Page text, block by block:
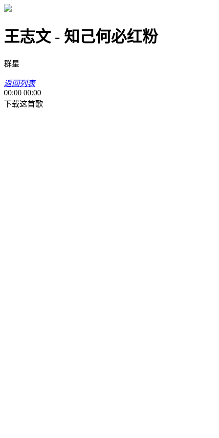
王志文 - 知己何必红粉
群星
返回列表
00:00 00:00
下载这首歌